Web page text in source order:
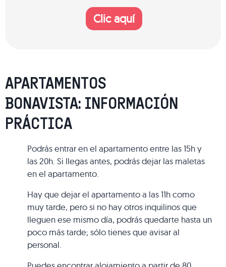
Clic aquí
APARTAMENTOS
BONAVISTA: INFORMACIÓN
PRÁCTICA
Podrás entrar en el apartamento entre las 15h y
las 20h. Si llegas antes, podrás dejar las maletas
en el apartamento.
Hay que dejar el apartamento a las 11h como
muy tarde, pero si no hay otros inquilinos que
lleguen ese mismo día, podrás quedarte hasta un
poco más tarde; sólo tienes que avisar al
personal.